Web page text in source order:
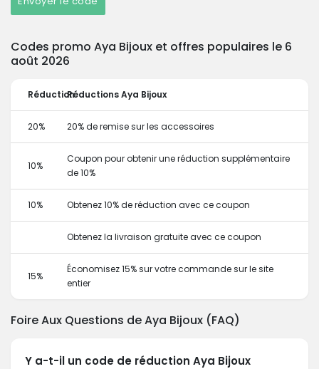
Codes promo Aya Bijoux et offres populaires le 6
août 2026
RéductionRéductions Aya Bijoux
20% 20% de remise sur les accessoires
10%
Coupon pour obtenir une réduction supplémentaire
de 10%
10% Obtenez 10% de réduction avec ce coupon
Obtenez la livraison gratuite avec ce coupon
15%
Économisez 15% sur votre commande sur le site
entier
Foire Aux Questions de Aya Bijoux (FAQ)
Y a-t-il un code de réduction Aya Bijoux